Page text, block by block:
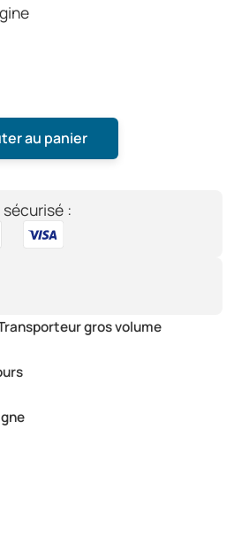
au panier
:
gros volume